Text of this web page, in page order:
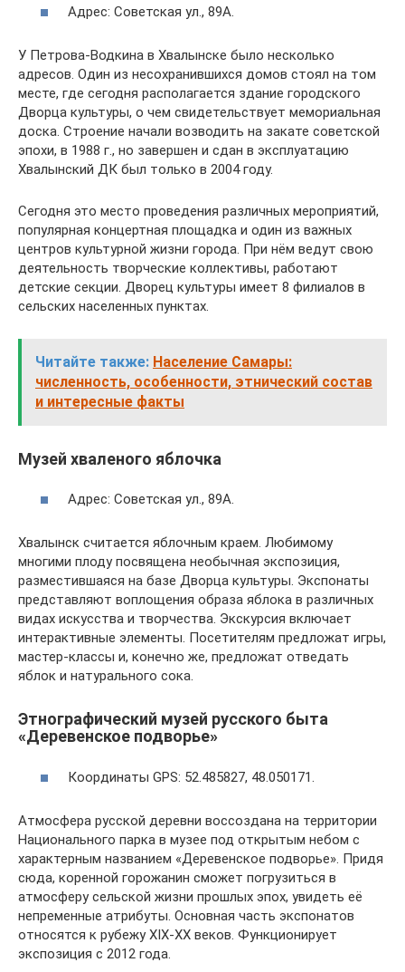
Адрес: Советская ул., 89А.
У Петрова-Водкина в Хвалынске было несколько
адресов. Один из несохранившихся домов стоял на том
месте, где сегодня располагается здание городского
Дворца культуры, о чем свидетельствует мемориальная
доска. Строение начали возводить на закате советской
эпохи, в 1988 г., но завершен и сдан в эксплуатацию
Хвалынский ДК был только в 2004 году.
Сегодня это место проведения различных мероприятий,
популярная концертная площадка и один из важных
центров культурной жизни города. При нём ведут свою
деятельность творческие коллективы, работают
детские секции. Дворец культуры имеет 8 филиалов в
сельских населенных пунктах.
Читайте также: Население Самары:
численность, особенности, этнический состав
и интересные факты
Музей хваленого яблочка
Адрес: Советская ул., 89А.
Хвалынск считается яблочным краем. Любимому
многими плоду посвящена необычная экспозиция,
разместившаяся на базе Дворца культуры. Экспонаты
представляют воплощения образа яблока в различных
видах искусства и творчества. Экскурсия включает
интерактивные элементы. Посетителям предложат игры,
мастер-классы и, конечно же, предложат отведать
яблок и натурального сока.
Этнографический музей русского быта
«Деревенское подворье»
Координаты GPS: 52.485827, 48.050171.
Атмосфера русской деревни воссоздана на территории
Национального парка в музее под открытым небом с
характерным названием «Деревенское подворье». Придя
сюда, коренной горожанин сможет погрузиться в
атмосферу сельской жизни прошлых эпох, увидеть её
непременные атрибуты. Основная часть экспонатов
относятся к рубежу XIX-XX веков. Функционирует
экспозиция с 2012 года.